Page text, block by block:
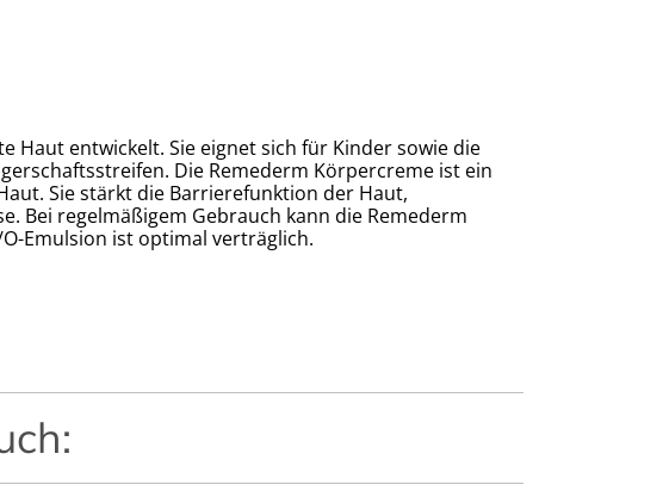
Haut entwickelt. Sie eignet sich für Kinder sowie die
Die Remederm Körpercreme ist ein
Sie stärkt die Barriere­funk­tion der Haut,
Bei regelmäßigem Gebrauch kann die Remederm
Emulsion ist optimal verträglich.